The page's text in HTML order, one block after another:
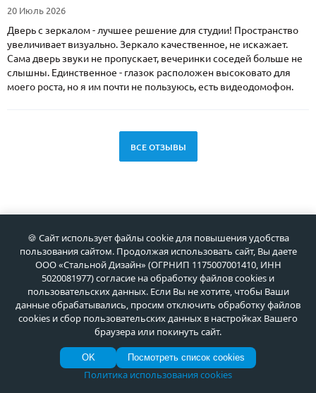
20 Июль 2026
Дверь с зеркалом - лучшее решение для студии! Пространство
увеличивает визуально. Зеркало качественное, не искажает.
Сама дверь звуки не пропускает, вечеринки соседей больше не
слышны. Единственное - глазок расположен высоковато для
моего роста, но я им почти не пользуюсь, есть видеодомофон.
ВСЕ ОТЗЫВЫ
НОВАЯ КОЛЛЕКЦИЯ 2025 от Meta
Уникальные в России стальные двери с современной
стильной 3D-отделкой!
ВСЕ ПРЕДЛОЖЕНИЯ
🍪 Сайт использует файлы cookie для повышения удобства
пользования сайтом. Продолжая использовать сайт, Вы даете
ООО «Стальной Дизайн» (ОГРНИП 1175007001410, ИНН
5020081977) согласие на обработку файлов cookies и
пользовательских данных. Если Вы не хотите, чтобы Ваши
данные обрабатывались, просим отключить обработку файлов
cookies и сбор пользовательских данных в настройках Вашего
браузера или покинуть сайт.
OK Посмотреть список cookies
Политика использования cookies